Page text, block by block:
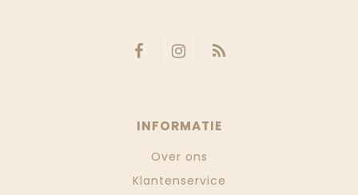
INFORMATIE
Over ons
Klantenservice